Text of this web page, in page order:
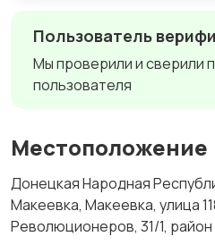
Пользователь
Мы проверили и сверили
пользователя
Местоположение
Донецкая Народная
Макеевка, Макеевка, улица
Революционеров, 31/1,